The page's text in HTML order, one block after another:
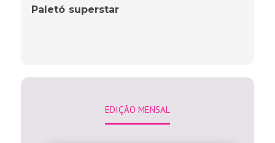
Paletó superstar
EDIÇÃO MENSAL